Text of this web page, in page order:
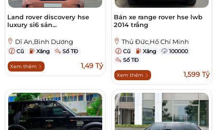
Land rover discovery hse
luxury si6 sản...
Dĩ An,Bình Dương
Cũ Xăng Số TĐ
Xem thêm 1,49 Tỷ
Bán xe range rover hse lwb
2014 trắng
Thủ Đức,Hồ Chí Minh
Cũ Xăng
100000
Số TĐ
Xem thêm 1,599 Tỷ